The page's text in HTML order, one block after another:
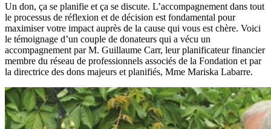
Un don, ça se planifie et ça se discute. L’accompagnement dans tout
le processus de réflexion et de décision est fondamental pour
maximiser votre impact auprès de la cause qui vous est chère. Voici
le témoignage d’un couple de donateurs qui a vécu un
accompagnement par M. Guillaume Carr, leur planificateur financier
membre du réseau de professionnels associés de la Fondation et par
la directrice des dons majeurs et planifiés, Mme Mariska Labarre.